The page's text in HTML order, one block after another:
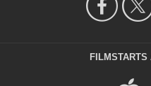
FILMSTARTS